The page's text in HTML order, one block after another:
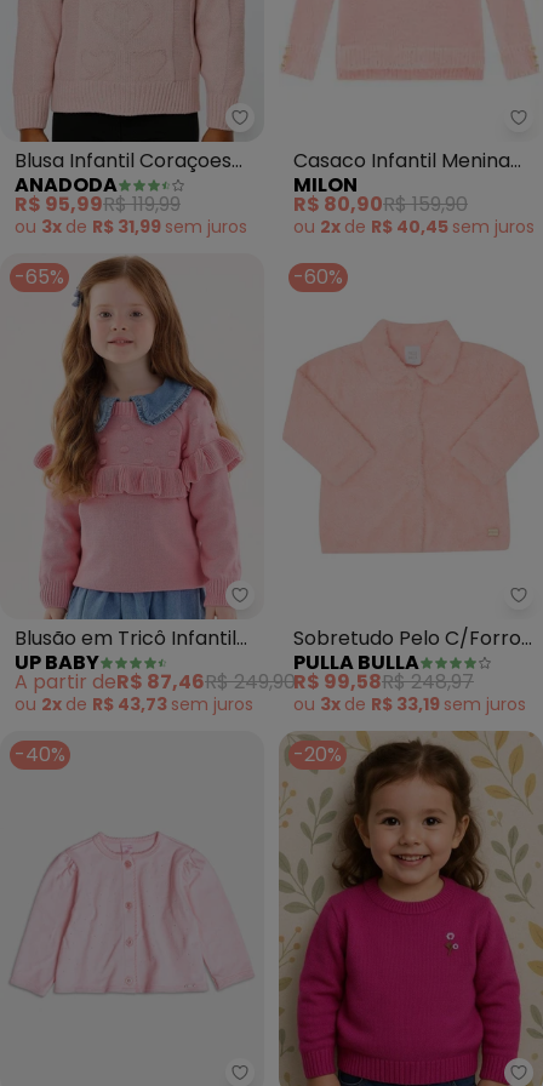
Anadoda - Blusa Infantil
Blusa Infantil Coraçoes
(Rosa)
ANADODA
R$ 95,99R$ 119,99
ou 3x de R$ 31,99 sem juros
Casaco Infantil Menina
(Rosa)
MILON
R$ 80,90R$ 159,90
ou 2x de R$ 40,45 sem juros
-65%
Up Baby - Blusão em Tricô
Blusão em Tricô Infantil
Menina (Rosa)
UP BABY
A partir deR$ 87,46R$ 249,90
ou 2x de R$ 43,73 sem juros
-60%
Sobretudo Pelo C/Forro
(Rosa)
PULLA BULLA
R$ 99,58R$ 248,97
ou 3x de R$ 33,19 sem juros
-40% -20%